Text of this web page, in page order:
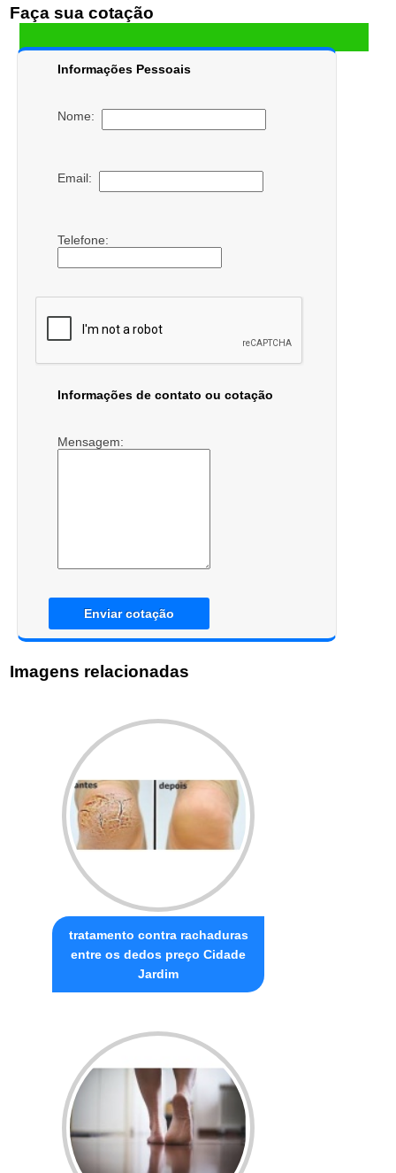
Faça sua cotação
Informações Pessoais
Nome:
Email:
Telefone:
Informações de contato ou cotação
Mensagem:
Enviar cotação
Imagens relacionadas
tratamento contra rachaduras
entre os dedos preço Cidade
Jardim